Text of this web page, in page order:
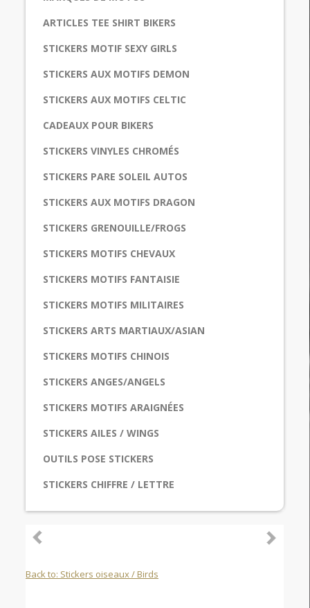
ARTICLES TEE SHIRT BIKERS
STICKERS MOTIF SEXY GIRLS
STICKERS AUX MOTIFS DEMON
STICKERS AUX MOTIFS CELTIC
CADEAUX POUR BIKERS
STICKERS VINYLES CHROMÉS
STICKERS PARE SOLEIL AUTOS
STICKERS AUX MOTIFS DRAGON
STICKERS GRENOUILLE/FROGS
STICKERS MOTIFS CHEVAUX
STICKERS MOTIFS FANTAISIE
STICKERS MOTIFS MILITAIRES
STICKERS ARTS MARTIAUX/ASIAN
STICKERS MOTIFS CHINOIS
STICKERS ANGES/ANGELS
STICKERS MOTIFS ARAIGNÉES
STICKERS AILES / WINGS
OUTILS POSE STICKERS
STICKERS CHIFFRE / LETTRE
Back to: Stickers oiseaux / Birds